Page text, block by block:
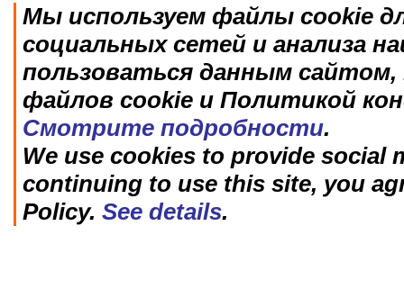
Мы используем файлы cookie
социальных сетей и анализа
пользоваться данным
файлов cookie и Политикой
Смотрите подробности.
We use cookies to provide social
continuing to use this site, you
Policy. See details.